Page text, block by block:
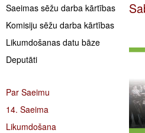
Saeimas sēžu darba kārtības
Komisiju sēžu darba kārtības
Likumdošanas datu bāze
Deputāti
Par Saeimu
14. Saeima
Likumdošana